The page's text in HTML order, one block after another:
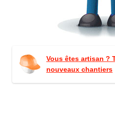
Vous êtes artisan ?
nouveaux chantiers